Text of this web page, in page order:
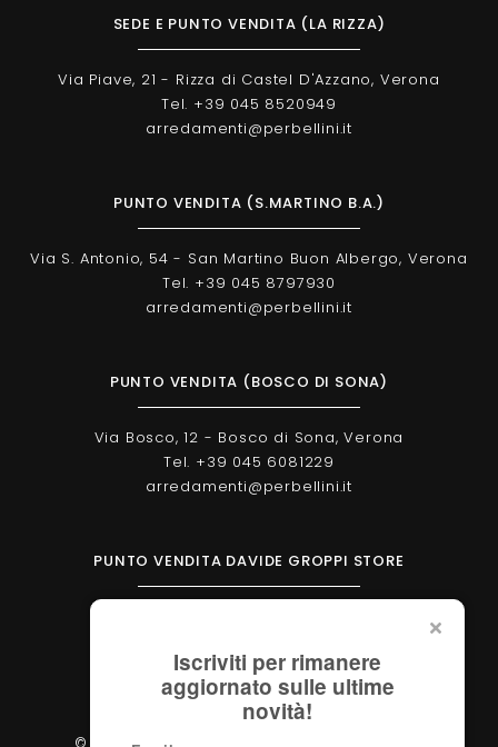
SEDE E PUNTO VENDITA (LA RIZZA)
Via Piave, 21 - Rizza di Castel D'Azzano, Verona
Tel. +39 045 8520949
arredamenti@perbellini.it
PUNTO VENDITA (S.MARTINO B.A.)
Via S. Antonio, 54 - San Martino Buon Albergo, Verona
Tel. +39 045 8797930
arredamenti@perbellini.it
PUNTO VENDITA (BOSCO DI SONA)
Via Bosco, 12 - Bosco di Sona, Verona
Tel. +39 045 6081229
arredamenti@perbellini.it
PUNTO VENDITA DAVIDE GROPPI STORE
verona@davidegroppi.store
Iscriviti per rimanere
aggiornato sulle ultime
novità!